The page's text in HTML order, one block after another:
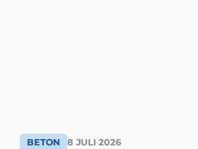
BETON 8 JULI 2026